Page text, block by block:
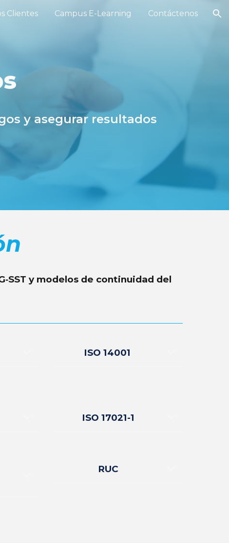
Clientes Campus E-Learning Contáctenos
y asegurar resultados
y modelos de continuidad del
ISO 14001
ISO 17021-1
RUC